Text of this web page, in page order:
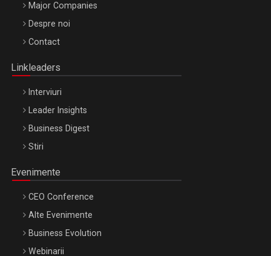
Be Inspired. Make it Happen!, ARTEMIS LETO, ORADEA, 8
Octombrie
Major Companies
Despre noi
Contact
Linkleaders
Interviuri
Leader Insights
Business Digest
Stiri
Evenimente
CEO Conference
Alte Evenimente
Business Evolution
Webinarii